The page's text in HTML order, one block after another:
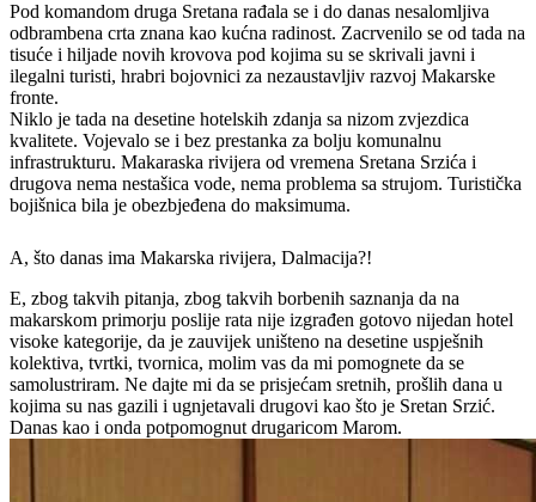
Pod komandom druga Sretana rađala se i do danas nesalomljiva
odbrambena crta znana kao kućna radinost. Zacrvenilo se od tada na
tisuće i hiljade novih krovova pod kojima su se skrivali javni i
ilegalni turisti, hrabri bojovnici za nezaustavljiv razvoj Makarske
fronte.
Niklo je tada na desetine hotelskih zdanja sa nizom zvjezdica
kvalitete. Vojevalo se i bez prestanka za bolju komunalnu
infrastrukturu. Makaraska rivijera od vremena Sretana Srzića i
drugova nema nestašica vode, nema problema sa strujom. Turistička
bojišnica bila je obezbjeđena do maksimuma.
A, što danas ima Makarska rivijera, Dalmacija?!
E, zbog takvih pitanja, zbog takvih borbenih saznanja da na
makarskom primorju poslije rata nije izgrađen gotovo nijedan hotel
visoke kategorije, da je zauvijek uništeno na desetine uspješnih
kolektiva, tvrtki, tvornica, molim vas da mi pomognete da se
samolustriram. Ne dajte mi da se prisjećam sretnih, prošlih dana u
kojima su nas gazili i ugnjetavali drugovi kao što je Sretan Srzić.
Danas kao i onda potpomognut drugaricom Marom.